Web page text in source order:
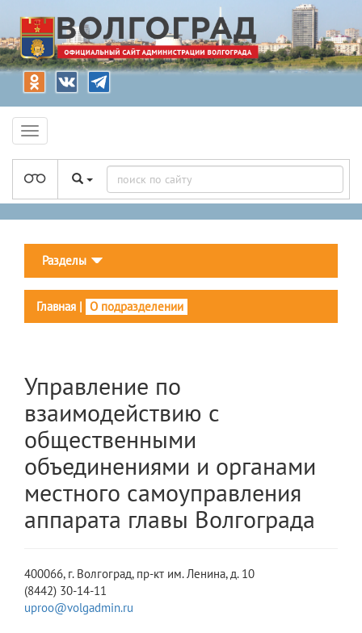
Разделы
Главная | О подразделении
Управление по
взаимодействию с
общественными
объединениями и органами
местного самоуправления
аппарата главы Волгограда
400066, г. Волгоград, пр-кт им. Ленина, д. 10
(8442) 30-14-11
uproo@volgadmin.ru